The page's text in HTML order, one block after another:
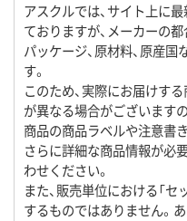
アスクルでは、サイト上に
ておりますが、メーカーの都
パッケージ、原材料、原産
す。
このため、実際にお届けす
が異なる場合がございます
商品の商品ラベルや注意書
さらに詳細な商品情報が必
わせください。
また、販売単位における「
するものではありません。